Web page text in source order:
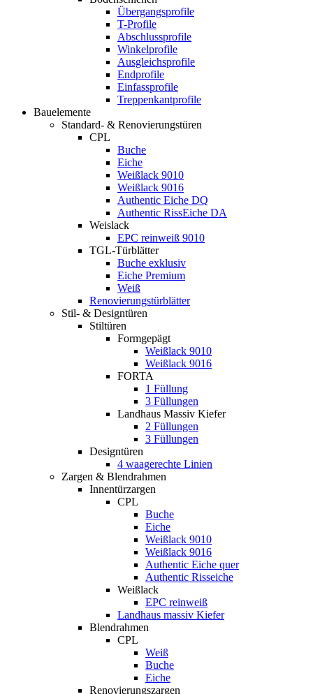
Übergangsprofile
T-Profile
Abschlussprofile
Winkelprofile
Ausgleichsprofile
Endprofile
Einfassprofile
Treppenkantprofile
Bauelemente
Standard- & Renovierungstüren
CPL
Buche
Eiche
Weißlack 9010
Weißlack 9016
Authentic Eiche DQ
Authentic RissEiche DA
Weislack
EPC reinweiß 9010
TGL-Türblätter
Buche exklusiv
Eiche Premium
Weiß
Renovierungstürblätter
Stil- & Designtüren
Stiltüren
Formgepägt
Weißlack 9010
Weißlack 9016
FORTA
1 Füllung
3 Füllungen
Landhaus Massiv Kiefer
2 Füllungen
3 Füllungen
Designtüren
4 waagerechte Linien
Zargen & Blendrahmen
Innentürzargen
CPL
Buche
Eiche
Weißlack 9010
Weißlack 9016
Authentic Eiche quer
Authentic Risseiche
Weißlack
EPC reinweiß
Landhaus massiv Kiefer
Blendrahmen
CPL
Weiß
Buche
Eiche
Renovierungszargen